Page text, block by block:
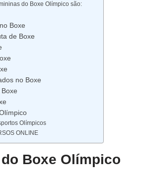
do Boxe Olímpico são:
Boxe
de Boxe
no Boxe
Olímpicos
ONLINE
Boxe Olímpico